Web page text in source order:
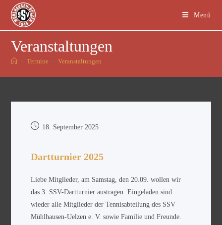
Menü
Veranstaltungen
> Termine > Veranstaltungen
18. September 2025
Dartturnier 2025
Liebe Mitglieder, am Samstag, den 20.09. wollen wir
das 3. SSV-Dartturnier austragen. Eingeladen sind
wieder alle Mitglieder der Tennisabteilung des SSV
Mühlhausen-Uelzen e. V. sowie Familie und Freunde.